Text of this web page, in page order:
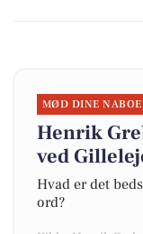
MØD DINE
Henrik
ved
Hvad er det
ord?